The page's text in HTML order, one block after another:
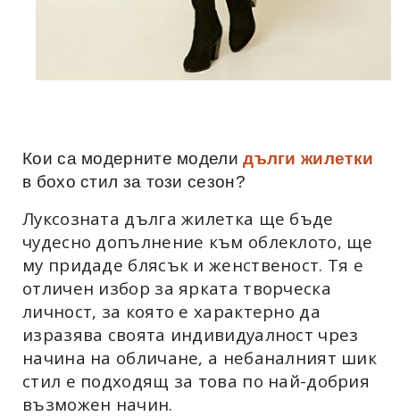
Кои са модерните моделидълги жилетки
в бохо стил за този сезон?
Луксозната дълга жилетка ще бъде
чудесно допълнение към облеклото, ще
му придаде блясък и женственост. Тя е
отличен избор за ярката творческа
личност, за която е характерно да
изразява своята индивидуалност чрез
начина на обличане, а небаналният шик
стил е подходящ за това по най-добрия
възможен начин.